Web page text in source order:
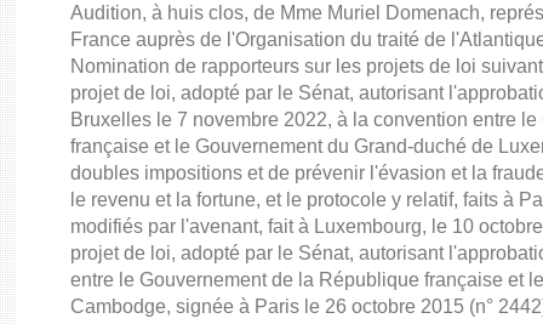
Audition, à huis clos, de Mme Muriel Domenach,
France auprès de l'Organisation du traité de
Nomination de rapporteurs sur les projets de loi
projet de loi, adopté par le Sénat, autorisant
Bruxelles le 7 novembre 2022, à la convention entre
française et le Gouvernement du Grand-duché de
doubles impositions et de prévenir l'évasion et la
le revenu et la fortune, et le protocole y relatif, faits à
modifiés par l'avenant, fait à Luxembourg, le 10
projet de loi, adopté par le Sénat, autorisant
entre le Gouvernement de la République française et
Cambodge, signée à Paris le 26 octobre 2015 (n°